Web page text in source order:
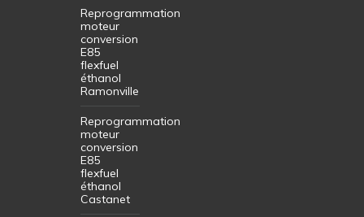
Reprogrammation
moteur
conversion
E85
flexfuel
éthanol
Ramonville
Reprogrammation
moteur
conversion
E85
flexfuel
éthanol
Castanet